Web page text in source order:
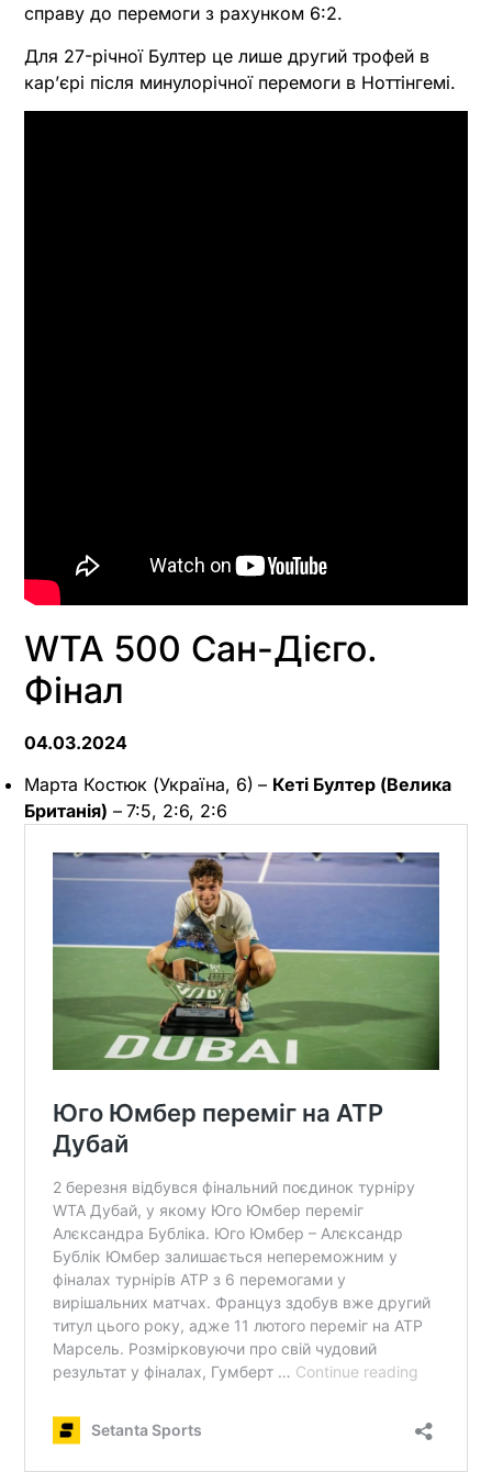
справу до перемоги з рахунком 6:2.
Для 27-річної Бултер це лише другий трофей в
карʼєрі після минулорічної перемоги в Ноттінгемі.
WTA 500 Сан-Дієго.
Фінал
04.03.2024
Марта Костюк (Україна, 6) – Кеті Бултер (Велика
Британія) – 7:5, 2:6, 2:6